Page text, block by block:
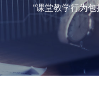
"课堂教学行为